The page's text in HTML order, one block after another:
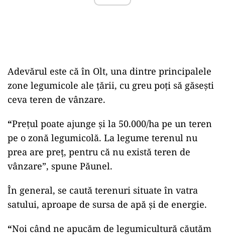
Adevărul este că în Olt, una dintre principalele
zone legumicole ale țării, cu greu poți să găsești
ceva teren de vânzare.
“Prețul poate ajunge și la 50.000/ha pe un teren
pe o zonă legumicolă. La legume terenul nu
prea are preț, pentru că nu există teren de
vânzare”, spune Păunel.
În general, se caută terenuri situate în vatra
satului, aproape de sursa de apă și de energie.
“Noi când ne apucăm de legumicultură căutăm